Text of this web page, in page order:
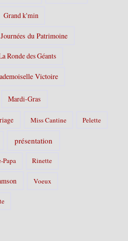
Grand k'min
Journées du Patrimoine
Ronde des Géants
Victoire
Mardi-Gras
Miss Cantine Pelette
présentation
Papa Rinette
Voeux